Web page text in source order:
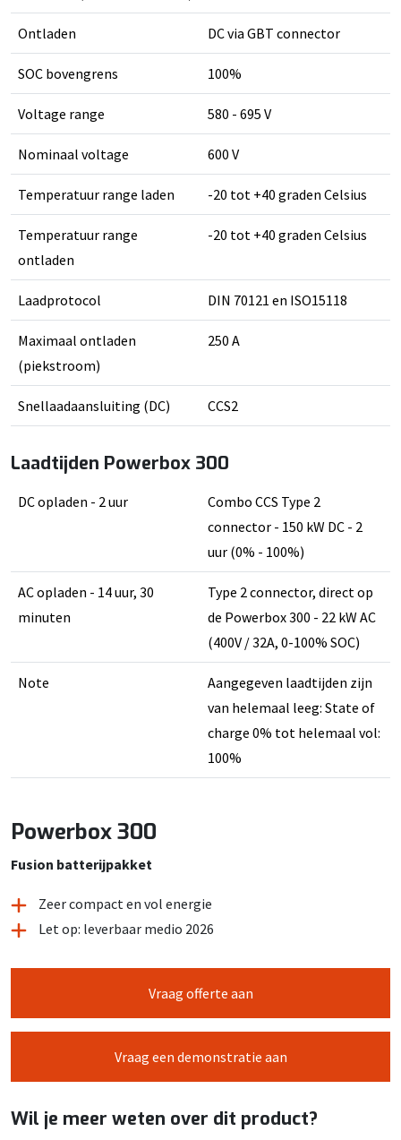
Ontladen DC via GBT connector
SOC bovengrens 100%
Voltage range 580 - 695 V
Nominaal voltage 600 V
Temperatuur range laden -20 tot +40 graden Celsius
Temperatuur range
ontladen
-20 tot +40 graden Celsius
Laadprotocol DIN 70121 en ISO15118
Maximaal ontladen
(piekstroom)
250 A
Snellaadaansluiting (DC) CCS2
Laadtijden Powerbox 300
DC opladen - 2 uur
Combo CCS Type 2
connector - 150 kW DC - 2
uur (0% - 100%)
AC opladen - 14 uur, 30
minuten
Type 2 connector, direct op
de Powerbox 300 - 22 kW AC
(400V / 32A, 0-100% SOC)
Note
Aangegeven laadtijden zijn
van helemaal leeg: State of
charge 0% tot helemaal vol:
100%
Powerbox 300
Fusion batterijpakket
Zeer compact en vol energie
Let op: leverbaar medio 2026
Vraag offerte aan
Vraag een demonstratie aan
Wil je meer weten over dit product?